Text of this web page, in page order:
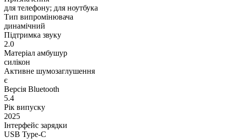
для телефону; для ноутбука
Тип випромінювача
динамічний
Підтримка звуку
2.0
Матеріал амбушур
силікон
Активне шумозаглушення
є
Версія Bluetooth
5.4
Рік випуску
2025
Інтерфейс зарядки
USB Type-C